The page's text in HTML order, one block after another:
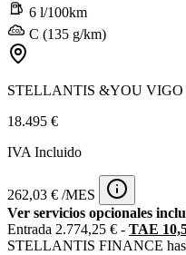
6 l/100km
C (135 g/km)
STELLANTIS &YOU VIGO
18.495 €
IVA Incluido
262,03 € /MES
Ver servicios opcionales
Entrada 2.774,25 € - TAE
STELLANTIS FINANCE